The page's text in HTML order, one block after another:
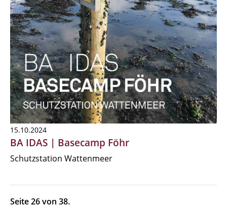
15.10.2024
BA IDAS | Basecamp Föhr
Schutzstation Wattenmeer
Seite 26 von 38.